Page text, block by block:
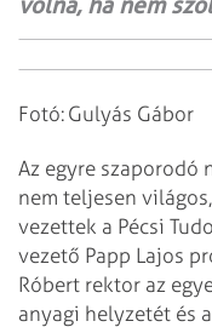
Fotó: Gulyás Gábor
Az egyre szaporodó
nem teljesen
vezettek a Pécsi
vezető Papp Lajos
Róbert rektor az
anyagi helyzetét és